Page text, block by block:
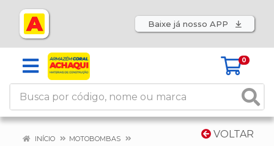
Baixe já nosso APP
0
VOLTAR
INÍCIO
MOTOBOMBAS